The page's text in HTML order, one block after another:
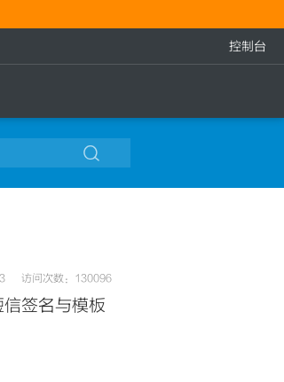
控制台

访问次数：130096
签名与模板